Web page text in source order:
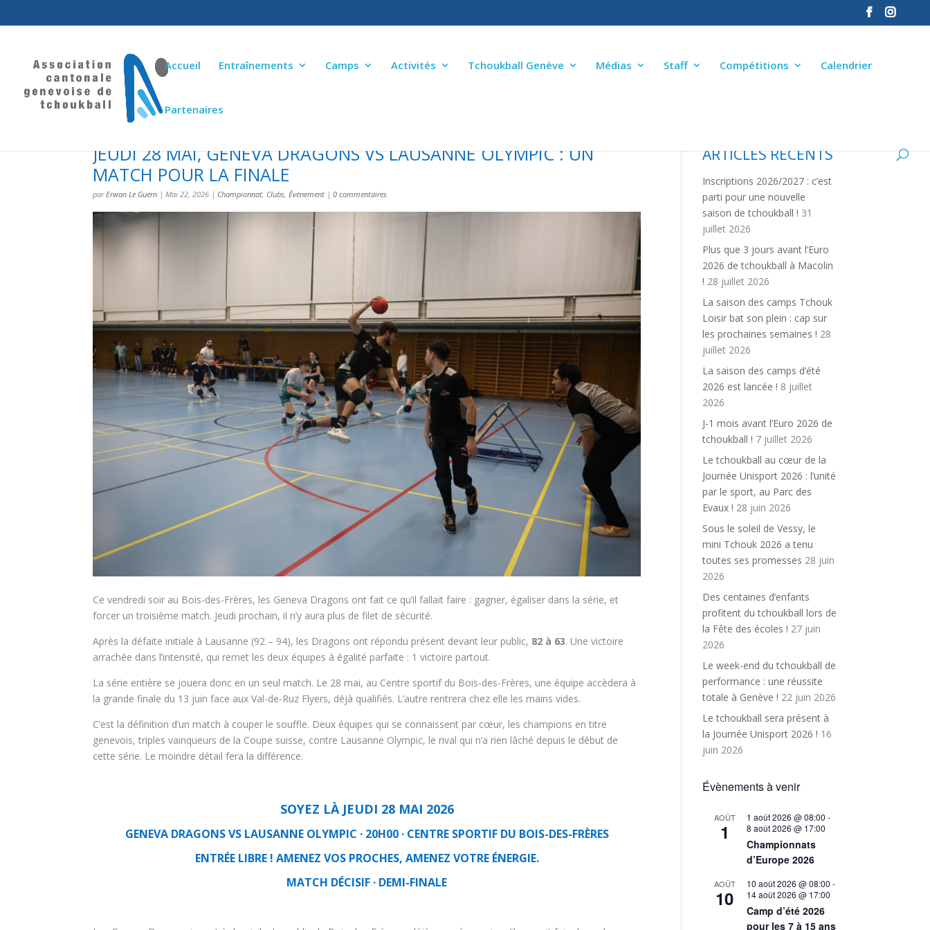
Accueil Entraînements Camps Activités Tchoukball Genève Médias Staff Compétitions Calendrier
Partenaires
JEUDI 28 MAI, GENEVA DRAGONS VS LAUSANNE OLYMPIC : UN
MATCH POUR LA FINALE
parErwan Le Guern |Mai 22, 2026 | Championnat, Clubs,Évènement |0 commentaires
Ce vendredi soir au Bois-des-Frères, les Geneva Dragons ont fait ce qu’il fallait faire : gagner, égaliser dans la série, et
forcer un troisième match. Jeudi prochain, il n’y aura plus de filet de sécurité.
Après la défaite initiale à Lausanne (92 – 94), les Dragons ont répondu présent devant leur public, 82 à 63. Une victoire
arrachée dans l’intensité, qui remet les deux équipes à égalité parfaite : 1 victoire partout.
La série entière se jouera donc en un seul match. Le 28 mai, au Centre sportif du Bois-des-Frères, une équipe accèdera à
la grande finale du 13 juin face aux Val-de-Ruz Flyers, déjà qualifiés. L’autre rentrera chez elle les mains vides.
C’est la définition d’un match à couper le souffle. Deux équipes qui se connaissent par cœur, les champions en titre
genevois, triples vainqueurs de la Coupe suisse, contre Lausanne Olympic, le rival qui n’a rien lâché depuis le début de
cette série. Le moindre détail fera la différence.
SOYEZ LÀ JEUDI 28 MAI 2026
GENEVA DRAGONS VS LAUSANNE OLYMPIC · 20H00 · CENTRE SPORTIF DU BOIS-DES-FRÈRES
ENTRÉE LIBRE ! AMENEZ VOS PROCHES, AMENEZ VOTRE ÉNERGIE.
MATCH DÉCISIF · DEMI-FINALE
ARTICLES RÉCENTS
Inscriptions 2026/2027 : c’est
parti pour une nouvelle
saison de tchoukball ! 31
juillet 2026
Plus que 3 jours avant l’Euro
2026 de tchoukball à Macolin
! 28 juillet 2026
La saison des camps Tchouk
Loisir bat son plein : cap sur
les prochaines semaines ! 28
juillet 2026
La saison des camps d’été
2026 est lancée ! 8 juillet
2026
J-1 mois avant l’Euro 2026 de
tchoukball ! 7 juillet 2026
Le tchoukball au cœur de la
Journée Unisport 2026 : l’unité
par le sport, au Parc des
Evaux ! 28 juin 2026
Sous le soleil de Vessy, le
mini Tchouk 2026 a tenu
toutes ses promesses 28 juin
2026
Des centaines d’enfants
profitent du tchoukball lors de
la Fête des écoles ! 27 juin
2026
Le week-end du tchoukball de
performance : une réussite
totale à Genève ! 22 juin 2026
Le tchoukball sera présent à
la Journée Unisport 2026 ! 16
juin 2026
Évènements à venir
AOÛT
1
1 août 2026 @ 08:00 -
8 août 2026 @ 17:00
Championnats
d’Europe 2026
AOÛT
10
10 août 2026 @ 08:00 -
14 août 2026 @ 17:00
Camp d’été 2026
pour les 7 à 15 ans